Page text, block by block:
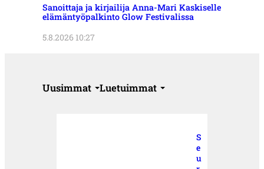
Sanoittaja ja kirjailija Anna-Mari Kaskiselle
elämäntyöpalkinto Glow Festivalissa
5.8.2026 10:27
Uusimmat Luetuimmat
S
e
u